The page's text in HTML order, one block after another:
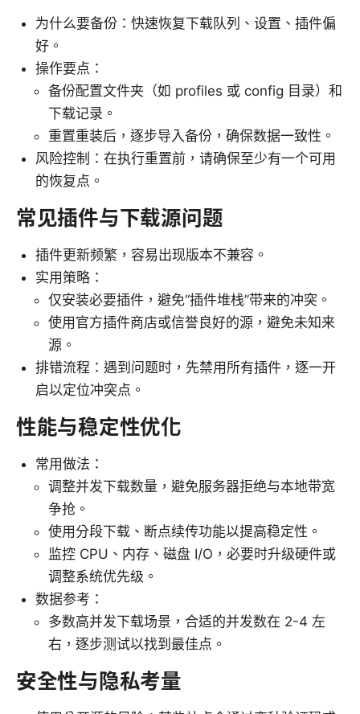
为什么要备份：快速恢复下载队列、设置、插件偏
好。
操作要点：
备份配置文件夹（如 profiles 或 config 目录）和
下载记录。
重置重装后，逐步导入备份，确保数据一致性。
风险控制：在执行重置前，请确保至少有一个可用
的恢复点。
常见插件与下载源问题
插件更新频繁，容易出现版本不兼容。
实用策略：
仅安装必要插件，避免“插件堆栈”带来的冲突。
使用官方插件商店或信誉良好的源，避免未知来
源。
排错流程：遇到问题时，先禁用所有插件，逐一开
启以定位冲突点。
性能与稳定性优化
常用做法：
调整并发下载数量，避免服务器拒绝与本地带宽
争抢。
使用分段下载、断点续传功能以提高稳定性。
监控 CPU、内存、磁盘 I/O，必要时升级硬件或
调整系统优先级。
数据参考：
多数高并发下载场景，合适的并发数在 2-4 左
右，逐步测试以找到最佳点。
安全性与隐私考量